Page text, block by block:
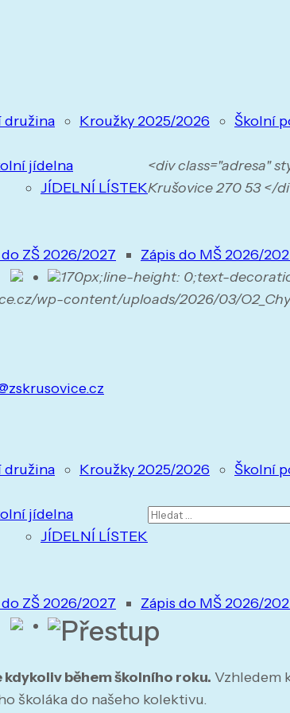
družina Kroužky 2025/2026 Školní
jídelna
JÍDELNÍ LÍSTEK
do ZŠ 2026/2027 Zápis do MŠ 2026/
<div class="adresa"
Krušovice 270 53 </
170px;line-height: 0;text-
wp-content/uploads/2026/03/
družina Kroužky 2025/2026 Školní
jídelna
JÍDELNÍ LÍSTEK
do ZŠ 2026/2027 Zápis do MŠ 2026/
Vyhledávání
Přestup
během školního roku. Vzhledem
školáka do našeho kolektivu.